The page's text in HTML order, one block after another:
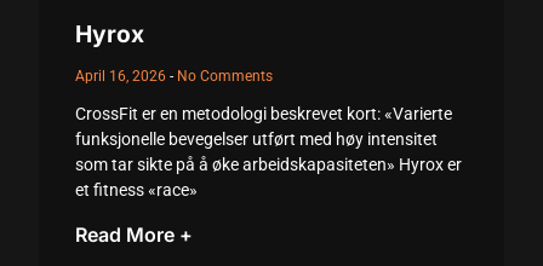
Hyrox
April 16, 2026 No Comments
CrossFit er en metodologi beskrevet kort: «Varierte
funksjonelle bevegelser utført med høy intensitet
som tar sikte på å øke arbeidskapasiteten» Hyrox er
et fitness «race»
Read More +